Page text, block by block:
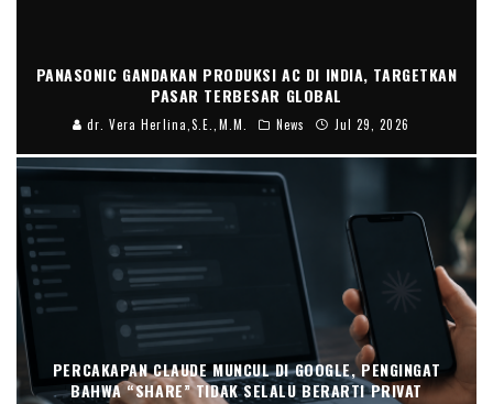
PANASONIC GANDAKAN PRODUKSI AC DI INDIA, TARGETKAN
PASAR TERBESAR GLOBAL
dr. Vera Herlina,S.E.,M.M. News Jul 29, 2026
PERCAKAPAN CLAUDE MUNCUL DI GOOGLE, PENGINGAT
BAHWA “SHARE” TIDAK SELALU BERARTI PRIVAT